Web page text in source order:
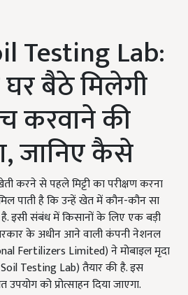
Testing Lab:
बैठे मिलेगी
करवाने की
जानिए कैसे
करने से पहले मिट्टी का परीक्षण करना
पाती है कि उन्हें खेत में कौन-कौन सा
है. इसी संबंध में किसानों के लिए एक बड़ी
के अधीन आने वाली कंपनी नेशनल
Fertilizers Limited) ने मोबाइल मृदा
Soil Testing Lab) तैयार की है. इस
उपयोग को प्रोत्साहन दिया जाएगा.